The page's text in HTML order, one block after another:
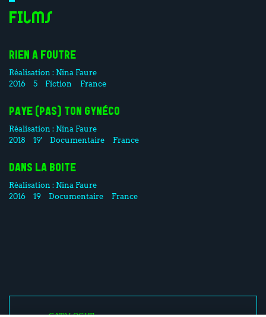
Films
RIEN A FOUTRE
Réalisation : Nina Faure
2016
5 Fiction France
PAYE (PAS) TON GYNÉCO
Réalisation : Nina Faure
2018
19' Documentaire France
DANS LA BOITE
Réalisation : Nina Faure
2016
19 Documentaire France